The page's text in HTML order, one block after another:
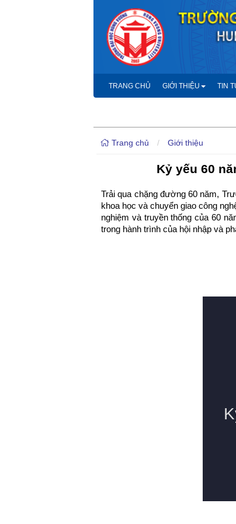
TRANG CHỦ GIỚI THIỆU TIN
Trang chủ / Giới thiệu
Kỷ yếu 60
Trải qua chặng đường 60 năm,
khoa học và chuyển giao công
nghiệm và truyền thống của 60
trong hành trình của hội nhập và